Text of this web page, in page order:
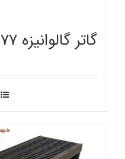
گاتر گالوانیزه MCG0077